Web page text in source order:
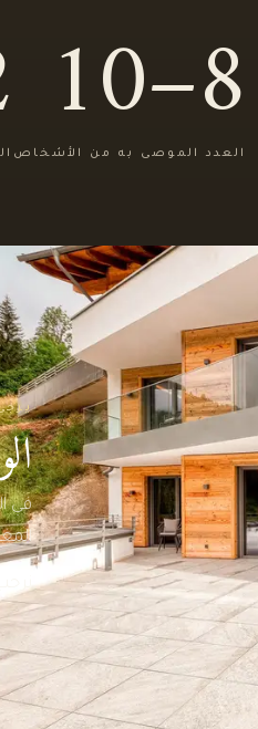
8–10
العدد الموصى به من الأشخاص